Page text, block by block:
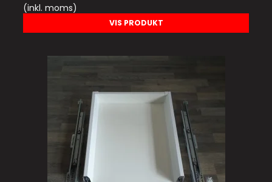
(inkl. moms)
VIS PRODUKT